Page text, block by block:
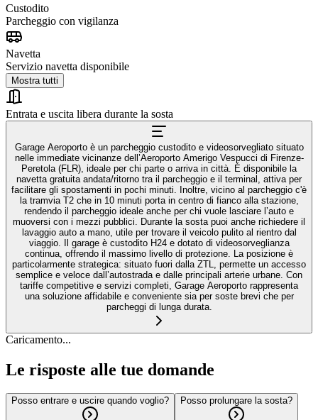
Custodito
Parcheggio con vigilanza
Navetta
Servizio navetta disponibile
Mostra tutti
Entrata e uscita libera durante la sosta
Garage Aeroporto è un parcheggio custodito e videosorvegliato situato
nelle immediate vicinanze dell’Aeroporto Amerigo Vespucci di Firenze-
Peretola (FLR), ideale per chi parte o arriva in città. É disponibile la
navetta gratuita andata/ritorno tra il parcheggio e il terminal, attiva per
facilitare gli spostamenti in pochi minuti. Inoltre, vicino al parcheggio c'è
la tramvia T2 che in 10 minuti porta in centro di fianco alla stazione,
rendendo il parcheggio ideale anche per chi vuole lasciare l’auto e
muoversi con i mezzi pubblici. Durante la sosta puoi anche richiedere il
lavaggio auto a mano, utile per trovare il veicolo pulito al rientro dal
viaggio. Il garage è custodito H24 e dotato di videosorveglianza
continua, offrendo il massimo livello di protezione. La posizione è
particolarmente strategica: situato fuori dalla ZTL, permette un accesso
semplice e veloce dall’autostrada e dalle principali arterie urbane. Con
tariffe competitive e servizi completi, Garage Aeroporto rappresenta
una soluzione affidabile e conveniente sia per soste brevi che per
parcheggi di lunga durata.
Caricamento...
Le risposte alle tue domande
Posso entrare e uscire quando voglio? Posso prolungare la sosta?